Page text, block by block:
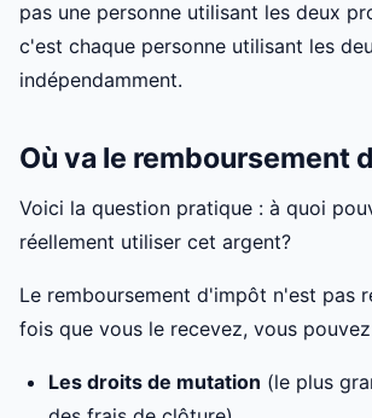
pas une personne utilisant les deux
c'est chaque personne utilisant les
indépendamment.
Où va le remboursement
Voici la question pratique : à quoi
réellement utiliser cet argent?
Le remboursement d'impôt n'est pas
fois que vous le recevez, vous
Les droits de mutation (le plus